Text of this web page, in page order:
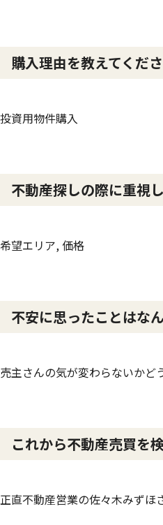
購入理由を教えてくだ
投資用物件購入
不動産探しの際に重視
希望エリア, 価格
不安に思ったことはな
売主さんの気が変わらないかど
これから不動産売買を
正直不動産営業の佐々木みずほ